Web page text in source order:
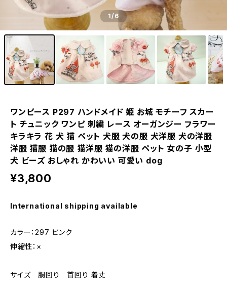
1/6
ワンピース P297 ハンドメイド 姫 お城 モチーフ スカー
ト チュニック ワンピ 刺繍 レース オーガンジー フラワー
キラキラ 花 犬 猫 ペット 犬服 犬の服 犬洋服 犬の洋服
洋服 猫服 猫の服 猫洋服 猫の洋服 ペット 女の子 小型
犬 ビーズ おしゃれ かわいい 可愛い dog
¥3,800
International shipping available
カラー：297 ピンク
伸縮性：×
サイズ 胴回り 首回り 着丈